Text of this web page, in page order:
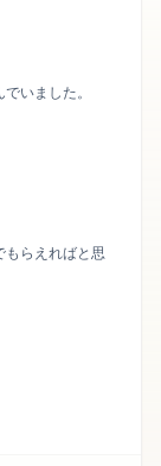
いました。
らえればと思